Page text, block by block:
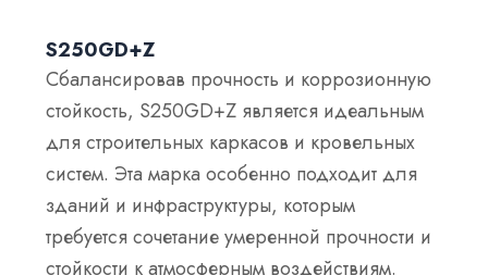
S250GD+Z
Сбалансировав прочность и коррозионную
стойкость, S250GD+Z является идеальным
для строительных каркасов и кровельных
систем. Эта марка особенно подходит для
зданий и инфраструктуры, которым
требуется сочетание умеренной прочности и
стойкости к атмосферным воздействиям.